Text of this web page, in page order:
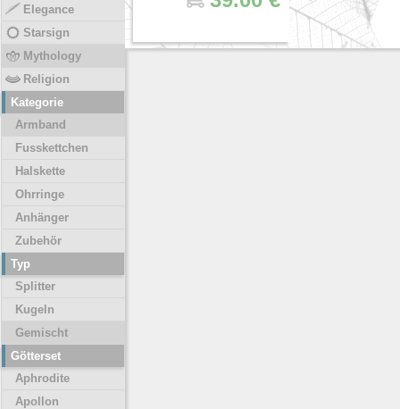
Elegance
Starsign
Mythology
Religion
Kategorie
Armband
Fusskettchen
Halskette
Ohrringe
Anhänger
Zubehör
Typ
Splitter
Kugeln
Gemischt
Götterset
Aphrodite
Apollon